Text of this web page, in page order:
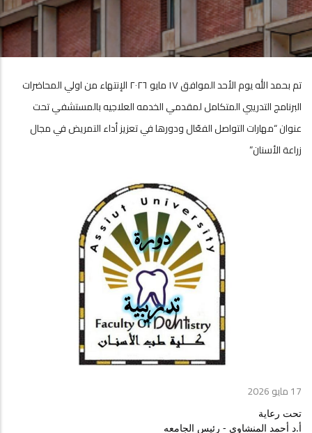
تم بحمد الله يوم الأحد الموافق ١٧ مايو ٢٠٢٦ الإنتهاء من اولي المحاضرات
البرنامج التدريبي المتكامل لمقدمي الخدمه العلاجيه بالمستشفي تحت
عنوان “مهارات التواصل الفعّال ودورها في تعزيز أداء التمريض في مجال
زراعة الأسنان”
17 مايو 2026
تحت رعاية
أ.د أحمد المنشاوي - رئيس الجامعه